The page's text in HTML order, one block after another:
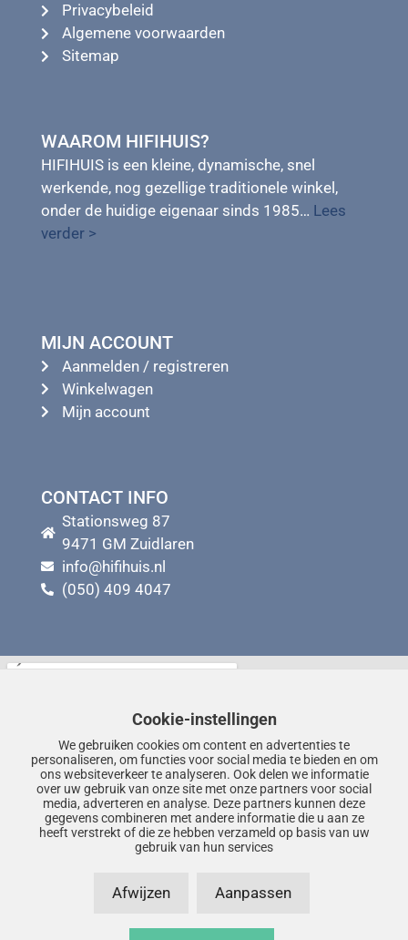
Privacybeleid
Algemene voorwaarden
Sitemap
WAAROM HIFIHUIS?
HIFIHUIS is een kleine, dynamische, snel
werkende, nog gezellige traditionele winkel,
onder de huidige eigenaar sinds 1985… Lees
verder >
MIJN ACCOUNT
Aanmelden / registreren
Winkelwagen
Mijn account
CONTACT INFO
Stationsweg 87
9471 GM Zuidlaren
info@hifihuis.nl
(050) 409 4047
Cookie-instellingen
We gebruiken cookies om content en advertenties te
personaliseren, om functies voor social media te bieden en om
ons websiteverkeer te analyseren. Ook delen we informatie
over uw gebruik van onze site met onze partners voor social
media, adverteren en analyse. Deze partners kunnen deze
gegevens combineren met andere informatie die u aan ze
heeft verstrekt of die ze hebben verzameld op basis van uw
gebruik van hun services
Afwijzen Aanpassen